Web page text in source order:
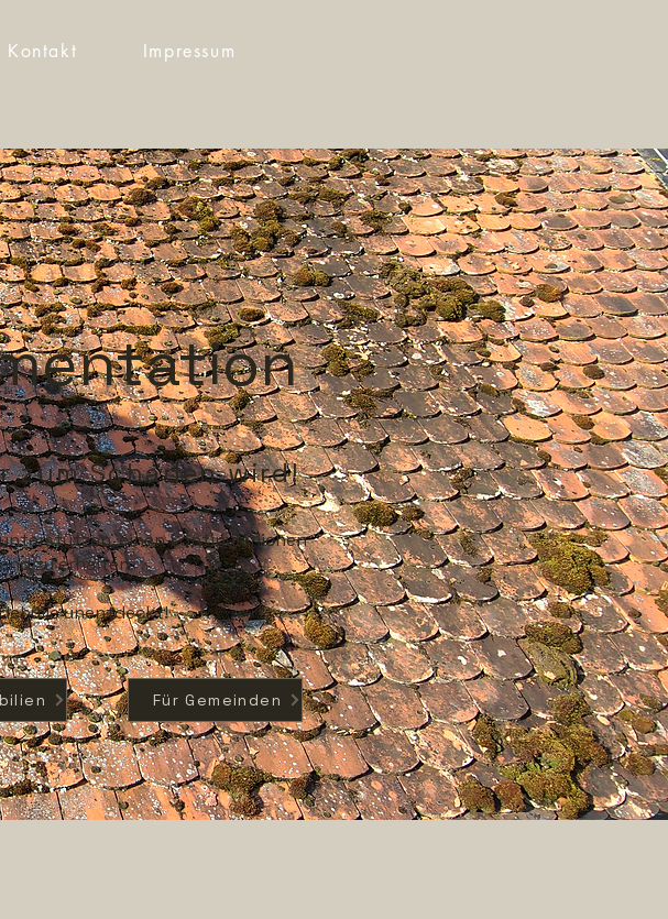
Kontakt Impressum
zum Schaden wird!
einen kontinuierlichen
zu erhalten.
unentdeckt!
Für Gemeinden